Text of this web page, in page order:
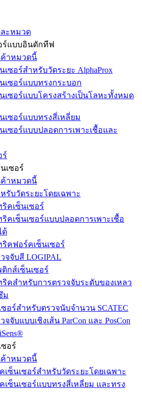
ะหมวด
ร์แบบอินดักทีฟ
าหมวดนี้
ซอร์สำหรับวัดระยะ AlphaProx
เซอร์แบบทรงกระบอก
เซอร์แบบโครงสร้างเป็นโลหะทั้งหมด
เซอร์แบบทรงสี่เหลี่ยม
เซอร์แบบปลอดการเพาะเชื้อและ
ร์
เซอร์
าหมวดนี้
รับวัดระยะโดยเฉพาะ
คเซ็นเซอร์
คเซ็นเซอร์แบบปลอดการเพาะเชื้อ
ด้
ริคฟอร์คเซ็นเซอร์
จจับสี LOGIPAL
กส์เซ็นเซอร์
ริคสำหรับการตรวจจับระดับของเหลว
ม
ซอร์สำหรับตรวจนับจำนวน SCATEC
จจับแบบเชิงเส้น ParCon และ PosCon
อร์
าหมวดนี้
เซ็นเซอร์สำหรับวัดระยะโดยเฉพาะ
เซ็นเซอร์แบบทรงสี่เหลี่ยม และทรง